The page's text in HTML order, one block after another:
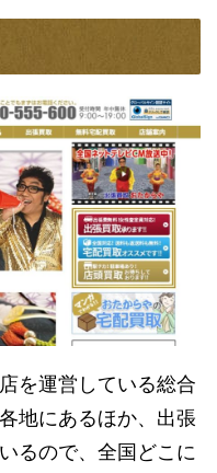
を運営している総合
地にあるほか、出張
るので、全国どこに